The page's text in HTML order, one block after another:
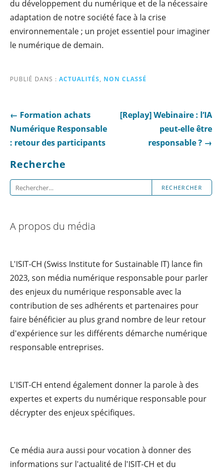
du développement du numérique et de la nécessaire
adaptation de notre société face à la crise
environnementale ; un projet essentiel pour imaginer
le numérique de demain.
PUBLIÉ DANS : ACTUALITÉS NON CLASSÉ
Navigation
de
l’article
← Formation achats
Numérique Responsable
: retour des participants
[Replay] Webinaire : l’IA
peut-elle être
responsable ? →
Recherche
Rechercher :
A propos du média
L'ISIT-CH (Swiss Institute for Sustainable IT) lance fin
2023, son média numérique responsable pour parler
des enjeux du numérique responsable avec la
contribution de ses adhérents et partenaires pour
faire bénéficier au plus grand nombre de leur retour
d'expérience sur les différents démarche numérique
responsable entreprises.
L'ISIT-CH entend également donner la parole à des
expertes et experts du numérique responsable pour
décrypter des enjeux spécifiques.
Ce média aura aussi pour vocation à donner des
informations sur l'actualité de l'ISIT-CH et du